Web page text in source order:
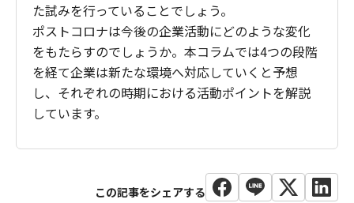
た試みを行っていることでしょう。
ポストコロナは今後の企業活動にどのような変化
をもたらすのでしょうか。本コラムでは4つの段階
を経て企業は新たな環境へ対応していくと予想
し、それぞれの時期における活動ポイントを解説
しています。